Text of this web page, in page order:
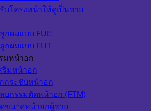
บโครงหน้าให้ดูเป็นชาย
กผมแบบ FUE
กผมแบบ FUT
มหน้าอก
ริมหน้าอก
กระชับหน้าอก
ยกรรมตัดหน้าอก (FTM)
ขนาดหน้าอกผู้ชาย